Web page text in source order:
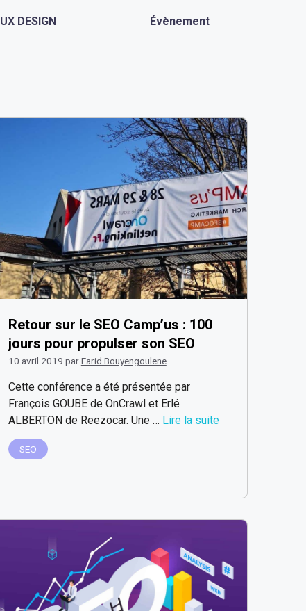
UX DESIGN Évènement
Retour sur le SEO Camp’us : 100
jours pour propulser son SEO
10 avril 2019 parFarid Bouyengoulene
Cette conférence a été présentée par
François GOUBE de OnCrawl et Erlé
ALBERTON de Reezocar. Une … Lire la suite
SEO